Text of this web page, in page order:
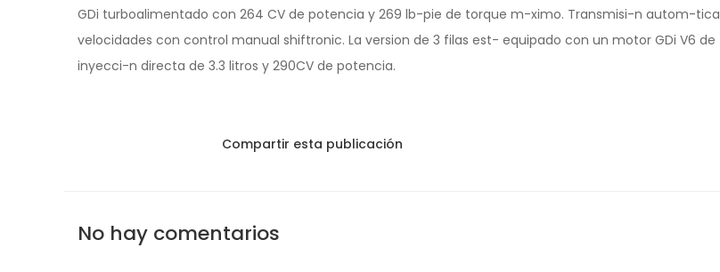
GDi turboalimentado con 264 CV de potencia y 269 lb-pie de torque m-ximo. Transmisi-n autom-tica
velocidades con control manual shiftronic. La version de 3 filas est- equipado con un motor GDi V6 de
inyecci-n directa de 3.3 litros y 290CV de potencia.
Compartir esta publicación
No hay comentarios